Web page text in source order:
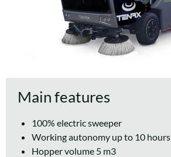
Main features
100% electric sweeper
Working autonomy up to 10 hours
Hopper volume 5 m3